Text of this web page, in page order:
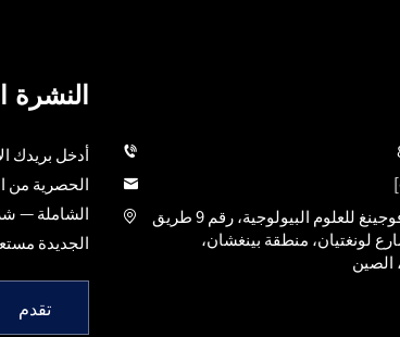
701-6 حديقة ميثوافوجينغ للعلوم البيولوجية، رقم 9 طريق
لونغتيان، منطقة بينغشان،
الصين
النشرة
أدخل بريدك
الحصرية من
الشاملة —
الجديدة
تقدم